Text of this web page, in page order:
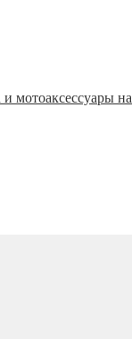
мотоаксессуары